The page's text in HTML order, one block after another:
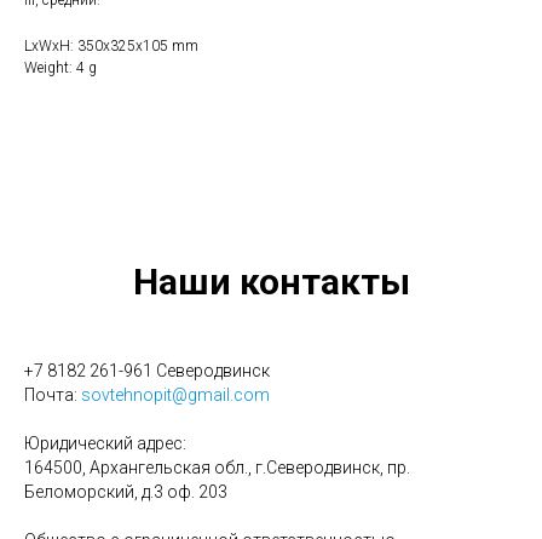
LxWxH: 350x325x105 mm
Weight: 4 g
Наши контакты
+7 8182 261-961 Северодвинск
Почта: sovtehnopit@gmail.com
Юридический адрес:
164500, Архангельская обл., г.Северодвинск, пр.
Беломорский, д.3 оф. 203